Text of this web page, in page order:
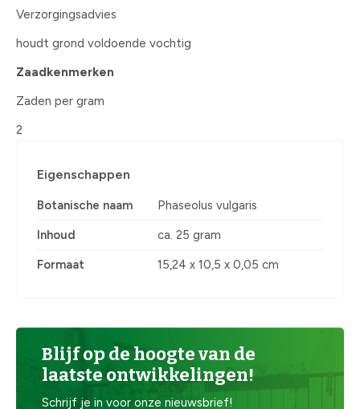
Verzorgingsadvies
houdt grond voldoende vochtig
Zaadkenmerken
Zaden per gram
2
Eigenschappen
Botanische naam Phaseolus vulgaris
Inhoud ca. 25 gram
Formaat 15,24 x 10,5 x 0,05 cm
Blijf op de hoogte van de
laatste ontwikkelingen!
Schrijf je in voor onze nieuwsbrief!